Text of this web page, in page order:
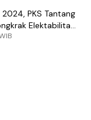
PKS Tantang
Elektabilitas